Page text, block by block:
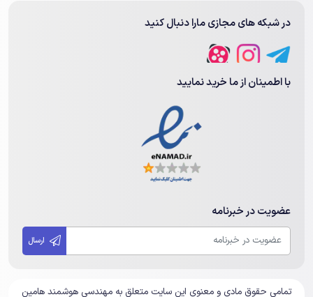
در شبکه های مجازی مارا دنبال کنید
با اطمینان از ما خرید نمایید
عضویت در خبرنامه
تمامی حقوق مادی و معنوی این سایت متعلق به مهندسی هوشمند هامین